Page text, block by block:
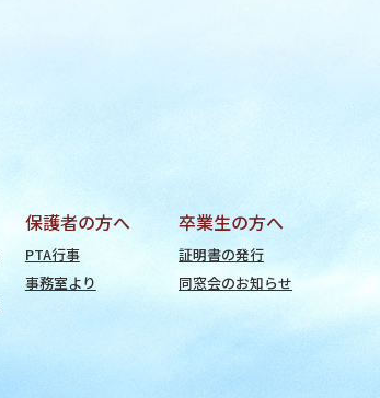
保護者の方へ
PTA行事
事務室より
卒業生の方へ
証明書の発行
同窓会のお知らせ